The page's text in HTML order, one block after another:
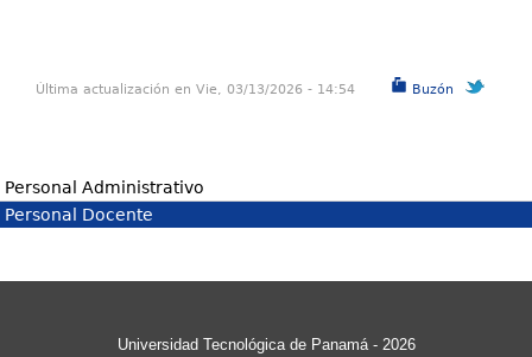
Buzón
Última actualización en Vie, 03/13/2026 - 14:54
todas sus actividades tiene la calidad como
Personal Administrativo
Personal Docente
Universidad Tecnológica de Panamá - 2026